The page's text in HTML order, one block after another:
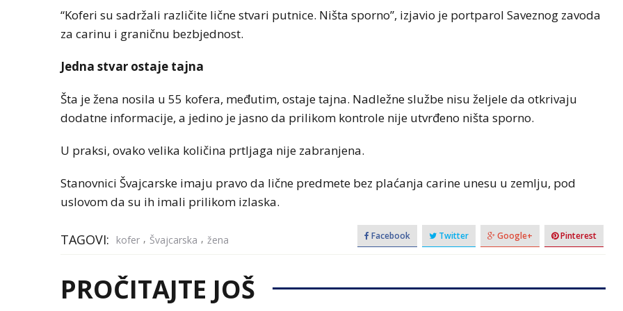
“Koferi su sadržali različite lične stvari putnice. Ništa sporno”, izjavio je portparol Saveznog zavoda
za carinu i graničnu bezbjednost.
Jedna stvar ostaje tajna
Šta je žena nosila u 55 kofera, međutim, ostaje tajna. Nadležne službe nisu željele da otkrivaju
dodatne informacije, a jedino je jasno da prilikom kontrole nije utvrđeno ništa sporno.
U praksi, ovako velika količina prtljaga nije zabranjena.
Stanovnici Švajcarske imaju pravo da lične predmete bez plaćanja carine unesu u zemlju, pod
uslovom da su ih imali prilikom izlaska.
TAGOVI: kofer , Švajcarska , žena Facebook Twitter Google+ Pinterest
PROČITAJTE JOŠ